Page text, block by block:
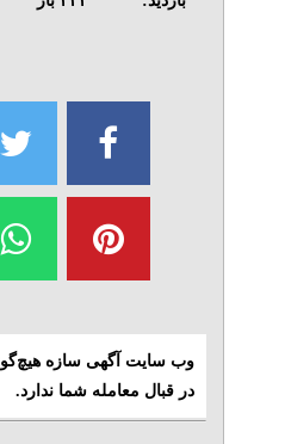
وب سایت آگهی سازه
در قبال معامله شما ندارد.